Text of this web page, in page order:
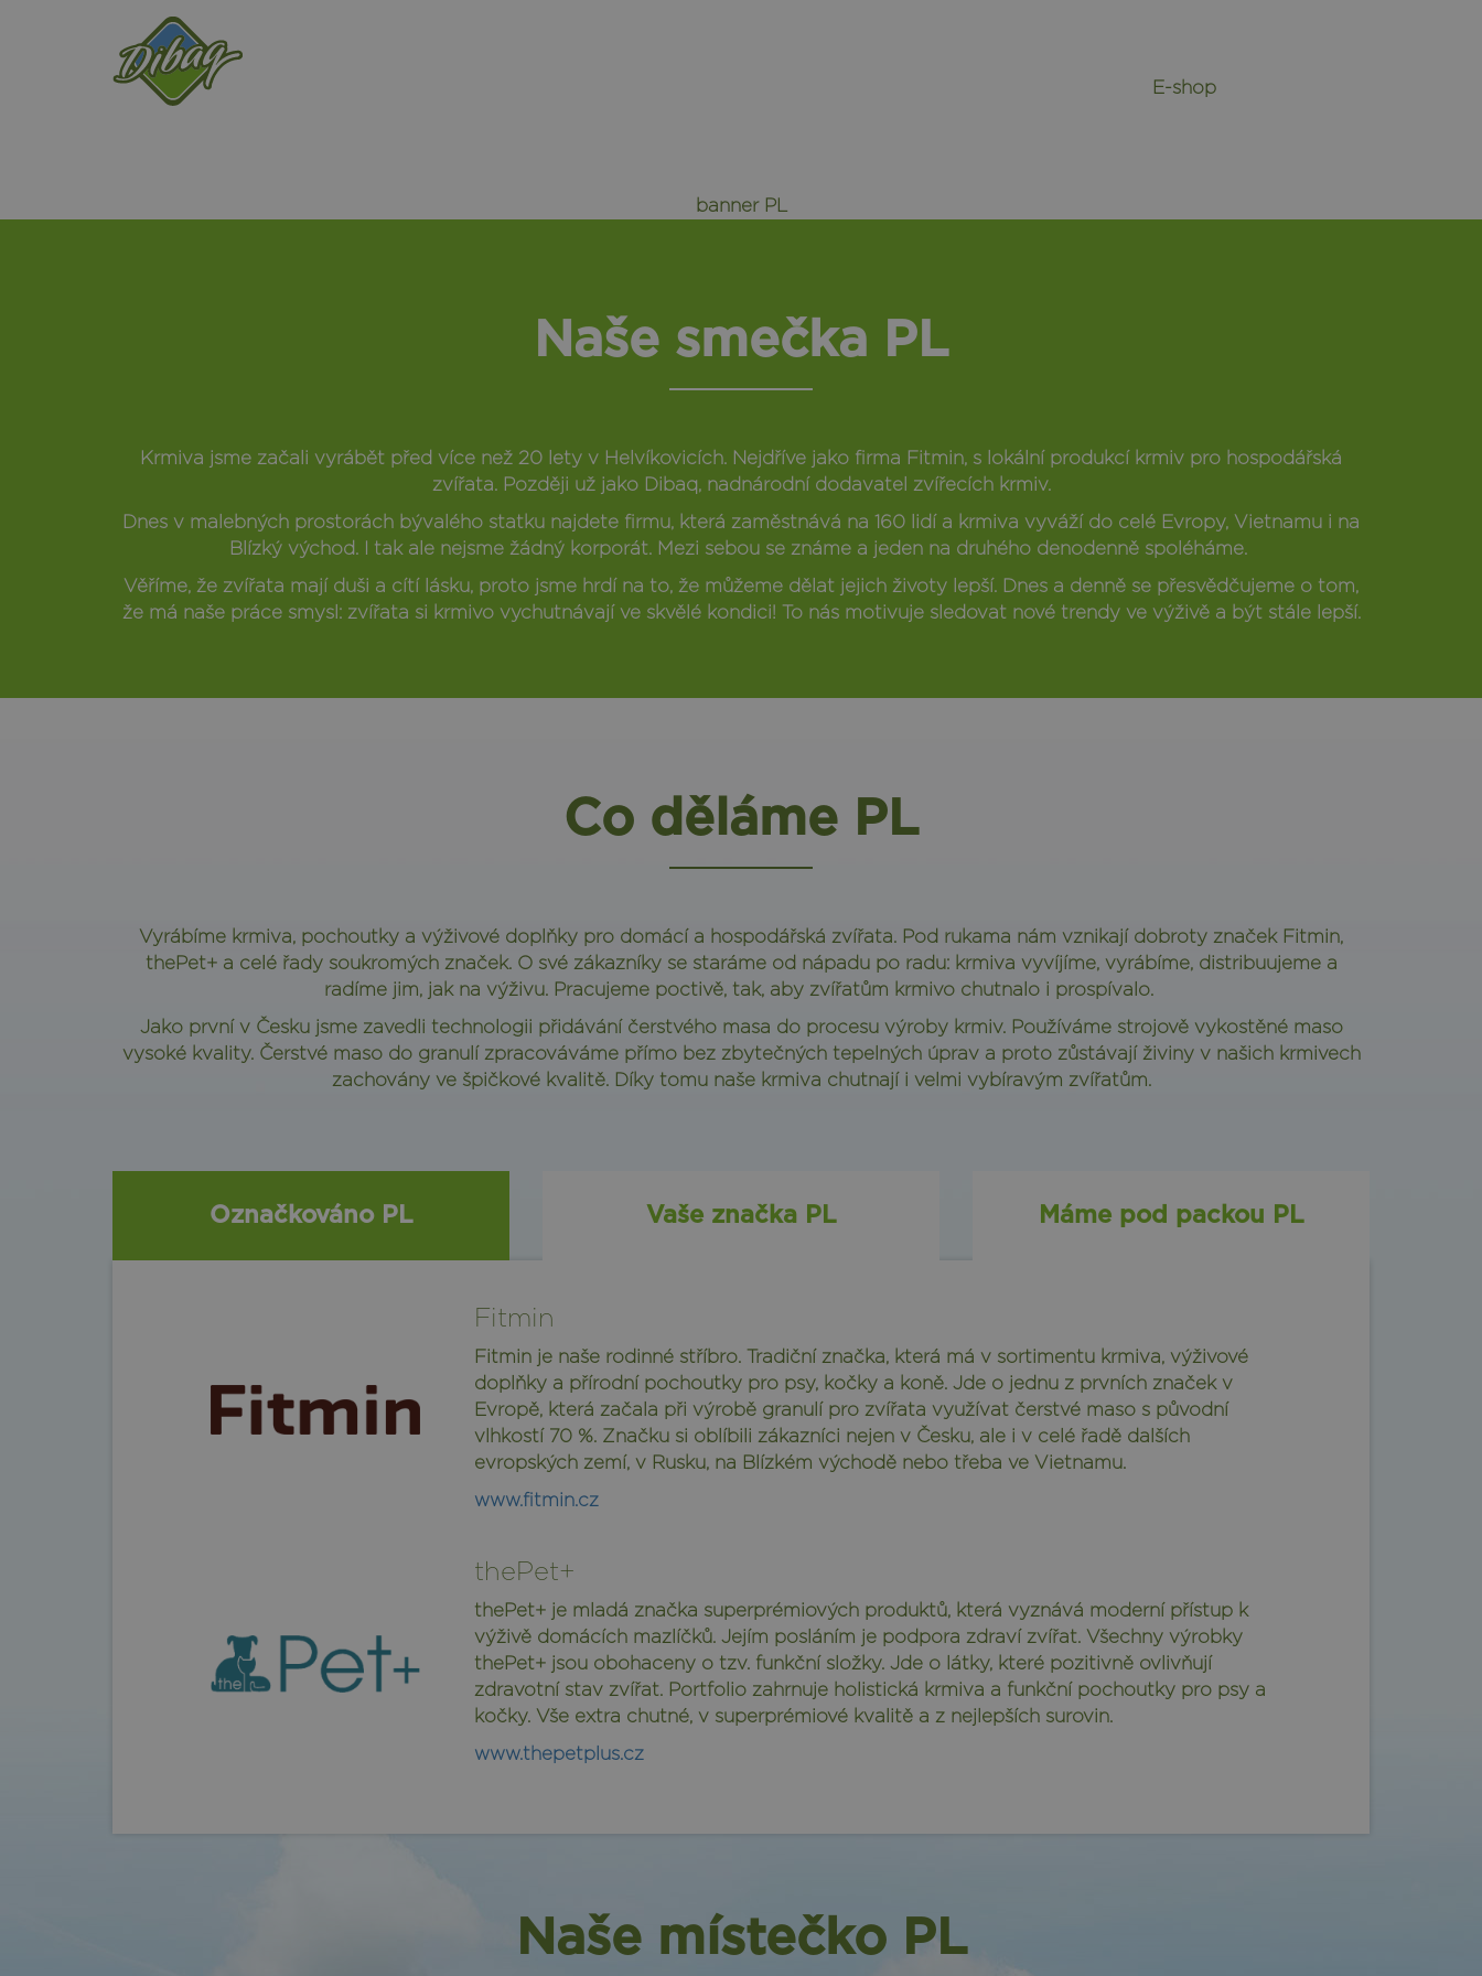
E-shop
banner PL
Naše smečka PL
Krmiva jsme začali vyrábět před více než 20 lety v Helvíkovicích. Nejdříve jako firma Fitmin, s lokální produkcí krmiv pro hospodářská
zvířata. Později už jako Dibaq, nadnárodní dodavatel zvířecích krmiv.
Dnes v malebných prostorách bývalého statku najdete firmu, která zaměstnává na 160 lidí a krmiva vyváží do celé Evropy, Vietnamu i na
Blízký východ. I tak ale nejsme žádný korporát. Mezi sebou se známe a jeden na druhého denodenně spoléháme.
Věříme, že zvířata mají duši a cítí lásku, proto jsme hrdí na to, že můžeme dělat jejich životy lepší. Dnes a denně se přesvědčujeme o tom,
že má naše práce smysl: zvířata si krmivo vychutnávají ve skvělé kondici! To nás motivuje sledovat nové trendy ve výživě a být stále lepší.
Co děláme PL
Vyrábíme krmiva, pochoutky a výživové doplňky pro domácí a hospodářská zvířata. Pod rukama nám vznikají dobroty značek Fitmin,
thePet+ a celé řady soukromých značek. O své zákazníky se staráme od nápadu po radu: krmiva vyvíjíme, vyrábíme, distribuujeme a
radíme jim, jak na výživu. Pracujeme poctivě, tak, aby zvířatům krmivo chutnalo i prospívalo.
Jako první v Česku jsme zavedli technologii přidávání čerstvého masa do procesu výroby krmiv. Používáme strojově vykostěné maso
vysoké kvality. Čerstvé maso do granulí zpracováváme přímo bez zbytečných tepelných úprav a proto zůstávají živiny v našich krmivech
zachovány ve špičkové kvalitě. Díky tomu naše krmiva chutnají i velmi vybíravým zvířatům.
Označkováno PL Vaše značka PL Máme pod packou PL
Fitmin
Fitmin je naše rodinné stříbro. Tradiční značka, která má v sortimentu krmiva, výživové
doplňky a přírodní pochoutky pro psy, kočky a koně. Jde o jednu z prvních značek v
Evropě, která začala při výrobě granulí pro zvířata využívat čerstvé maso s původní
vlhkostí 70 %. Značku si oblíbili zákazníci nejen v Česku, ale i v celé řadě dalších
evropských zemí, v Rusku, na Blízkém východě nebo třeba ve Vietnamu.
www.fitmin.cz
thePet+
thePet+ je mladá značka superprémiových produktů, která vyznává moderní přístup k
výživě domácích mazlíčků. Jejím posláním je podpora zdraví zvířat. Všechny výrobky
thePet+ jsou obohaceny o tzv. funkční složky. Jde o látky, které pozitivně ovlivňují
zdravotní stav zvířat. Portfolio zahrnuje holistická krmiva a funkční pochoutky pro psy a
kočky. Vše extra chutné, v superprémiové kvalitě a z nejlepších surovin.
www.thepetplus.cz
Naše místečko PL